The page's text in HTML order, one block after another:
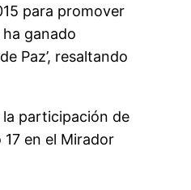
para promover
ganado
Paz’, resaltando
la participación de
en el Mirador